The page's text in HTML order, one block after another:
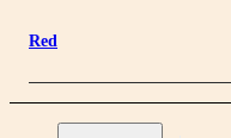
Red